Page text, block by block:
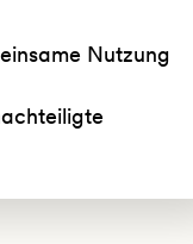
Nutzung